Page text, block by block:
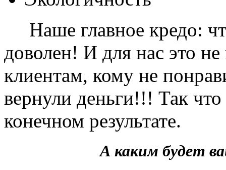
Наше главное кредо:
доволен! И для нас это
клиентам, кому не
вернули деньги!!! Так
конечном результате.
А каким будет